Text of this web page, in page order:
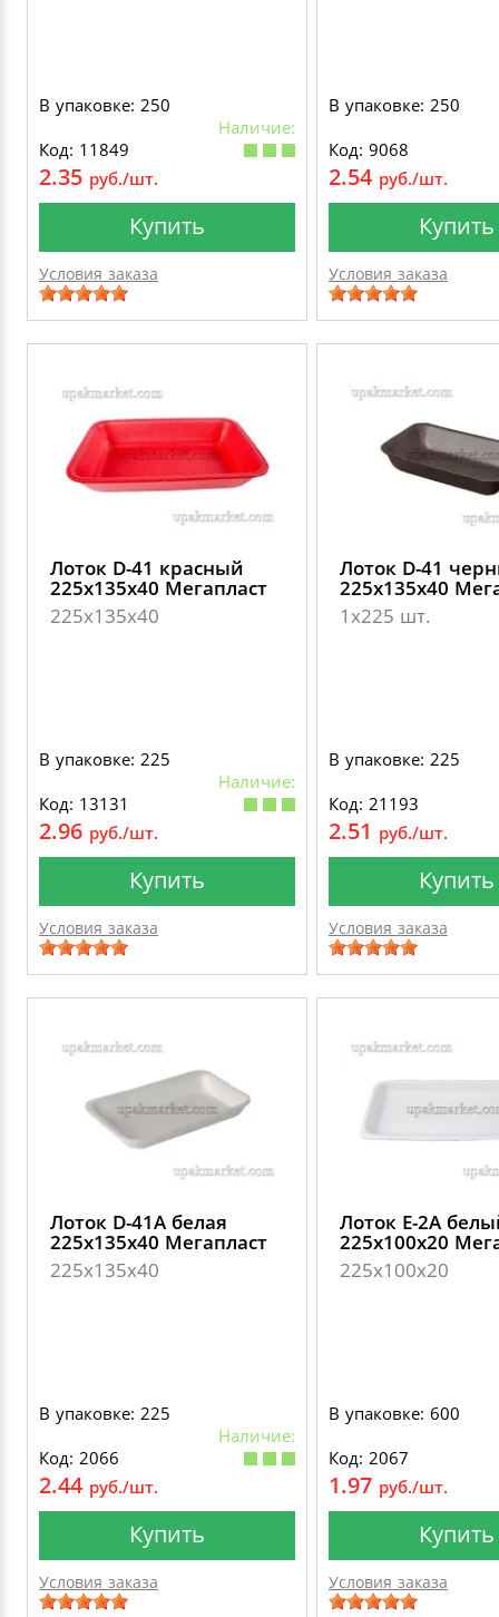
В упаковке: 250
Наличие:
Код: 11849
2.35 руб./шт.
Купить
Условия заказа
В упаковке: 250
Код: 9068
2.54 руб./шт.
Купить
Условия заказа
Лоток D-41 красный
225х135х40 Мегапласт
225х135х40
В упаковке: 225
Наличие:
Код: 13131
2.96 руб./шт.
Купить
Условия заказа
Лоток D-41
225х135х40
1х225 шт.
В упаковке: 225
Код: 21193
2.51 руб./шт.
Купить
Условия заказа
Лоток D-41А белая
225х135х40 Мегапласт
225х135х40
В упаковке: 225
Наличие:
Код: 2066
2.44 руб./шт.
Купить
Условия заказа
Лоток E-2А
225х100х20
225х100х20
В упаковке: 600
Код: 2067
1.97 руб./шт.
Купить
Условия заказа